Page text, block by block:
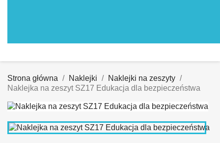
Strona główna Naklejki
Naklejki na zeszyty
Naklejka na zeszyt SZ17 Edukacja dla bezpieczeństwa